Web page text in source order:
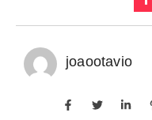
joaootavio